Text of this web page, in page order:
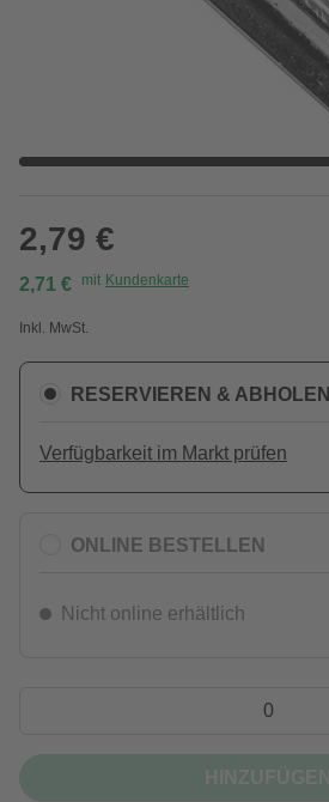
2,79 €
2,71 € mit Kundenkarte
Inkl. MwSt.
RESERVIEREN & ABHOLEN
Verfügbarkeit im Markt prüfen
ONLINE BESTELLEN
Nicht online erhältlich